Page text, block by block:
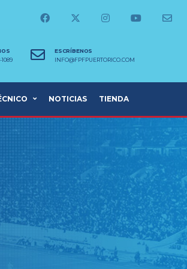
1089
ESCRÍBENOS
INFO@FPFPUERTORICO.COM
NOTICIAS TIENDA